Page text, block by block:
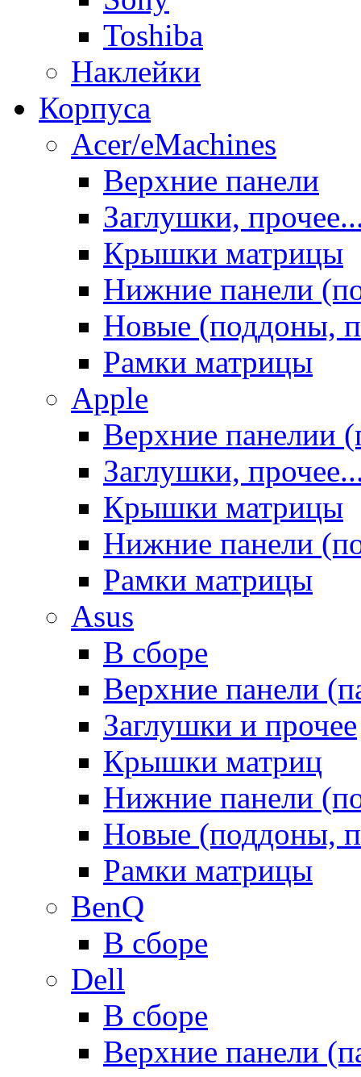
Toshiba
Наклейки
Корпуса
Acer/eMachines
Верхние панели
Заглушки,
Крышки матрицы
Нижние панели
Новые (поддоны,
Рамки матрицы
Apple
Верхние панелии
Заглушки,
Крышки матрицы
Нижние панели
Рамки матрицы
Asus
В сборе
Верхние панели
Заглушки и прочее
Крышки матриц
Нижние панели
Новые (поддоны,
Рамки матрицы
BenQ
В сборе
Dell
В сборе
Верхние панели